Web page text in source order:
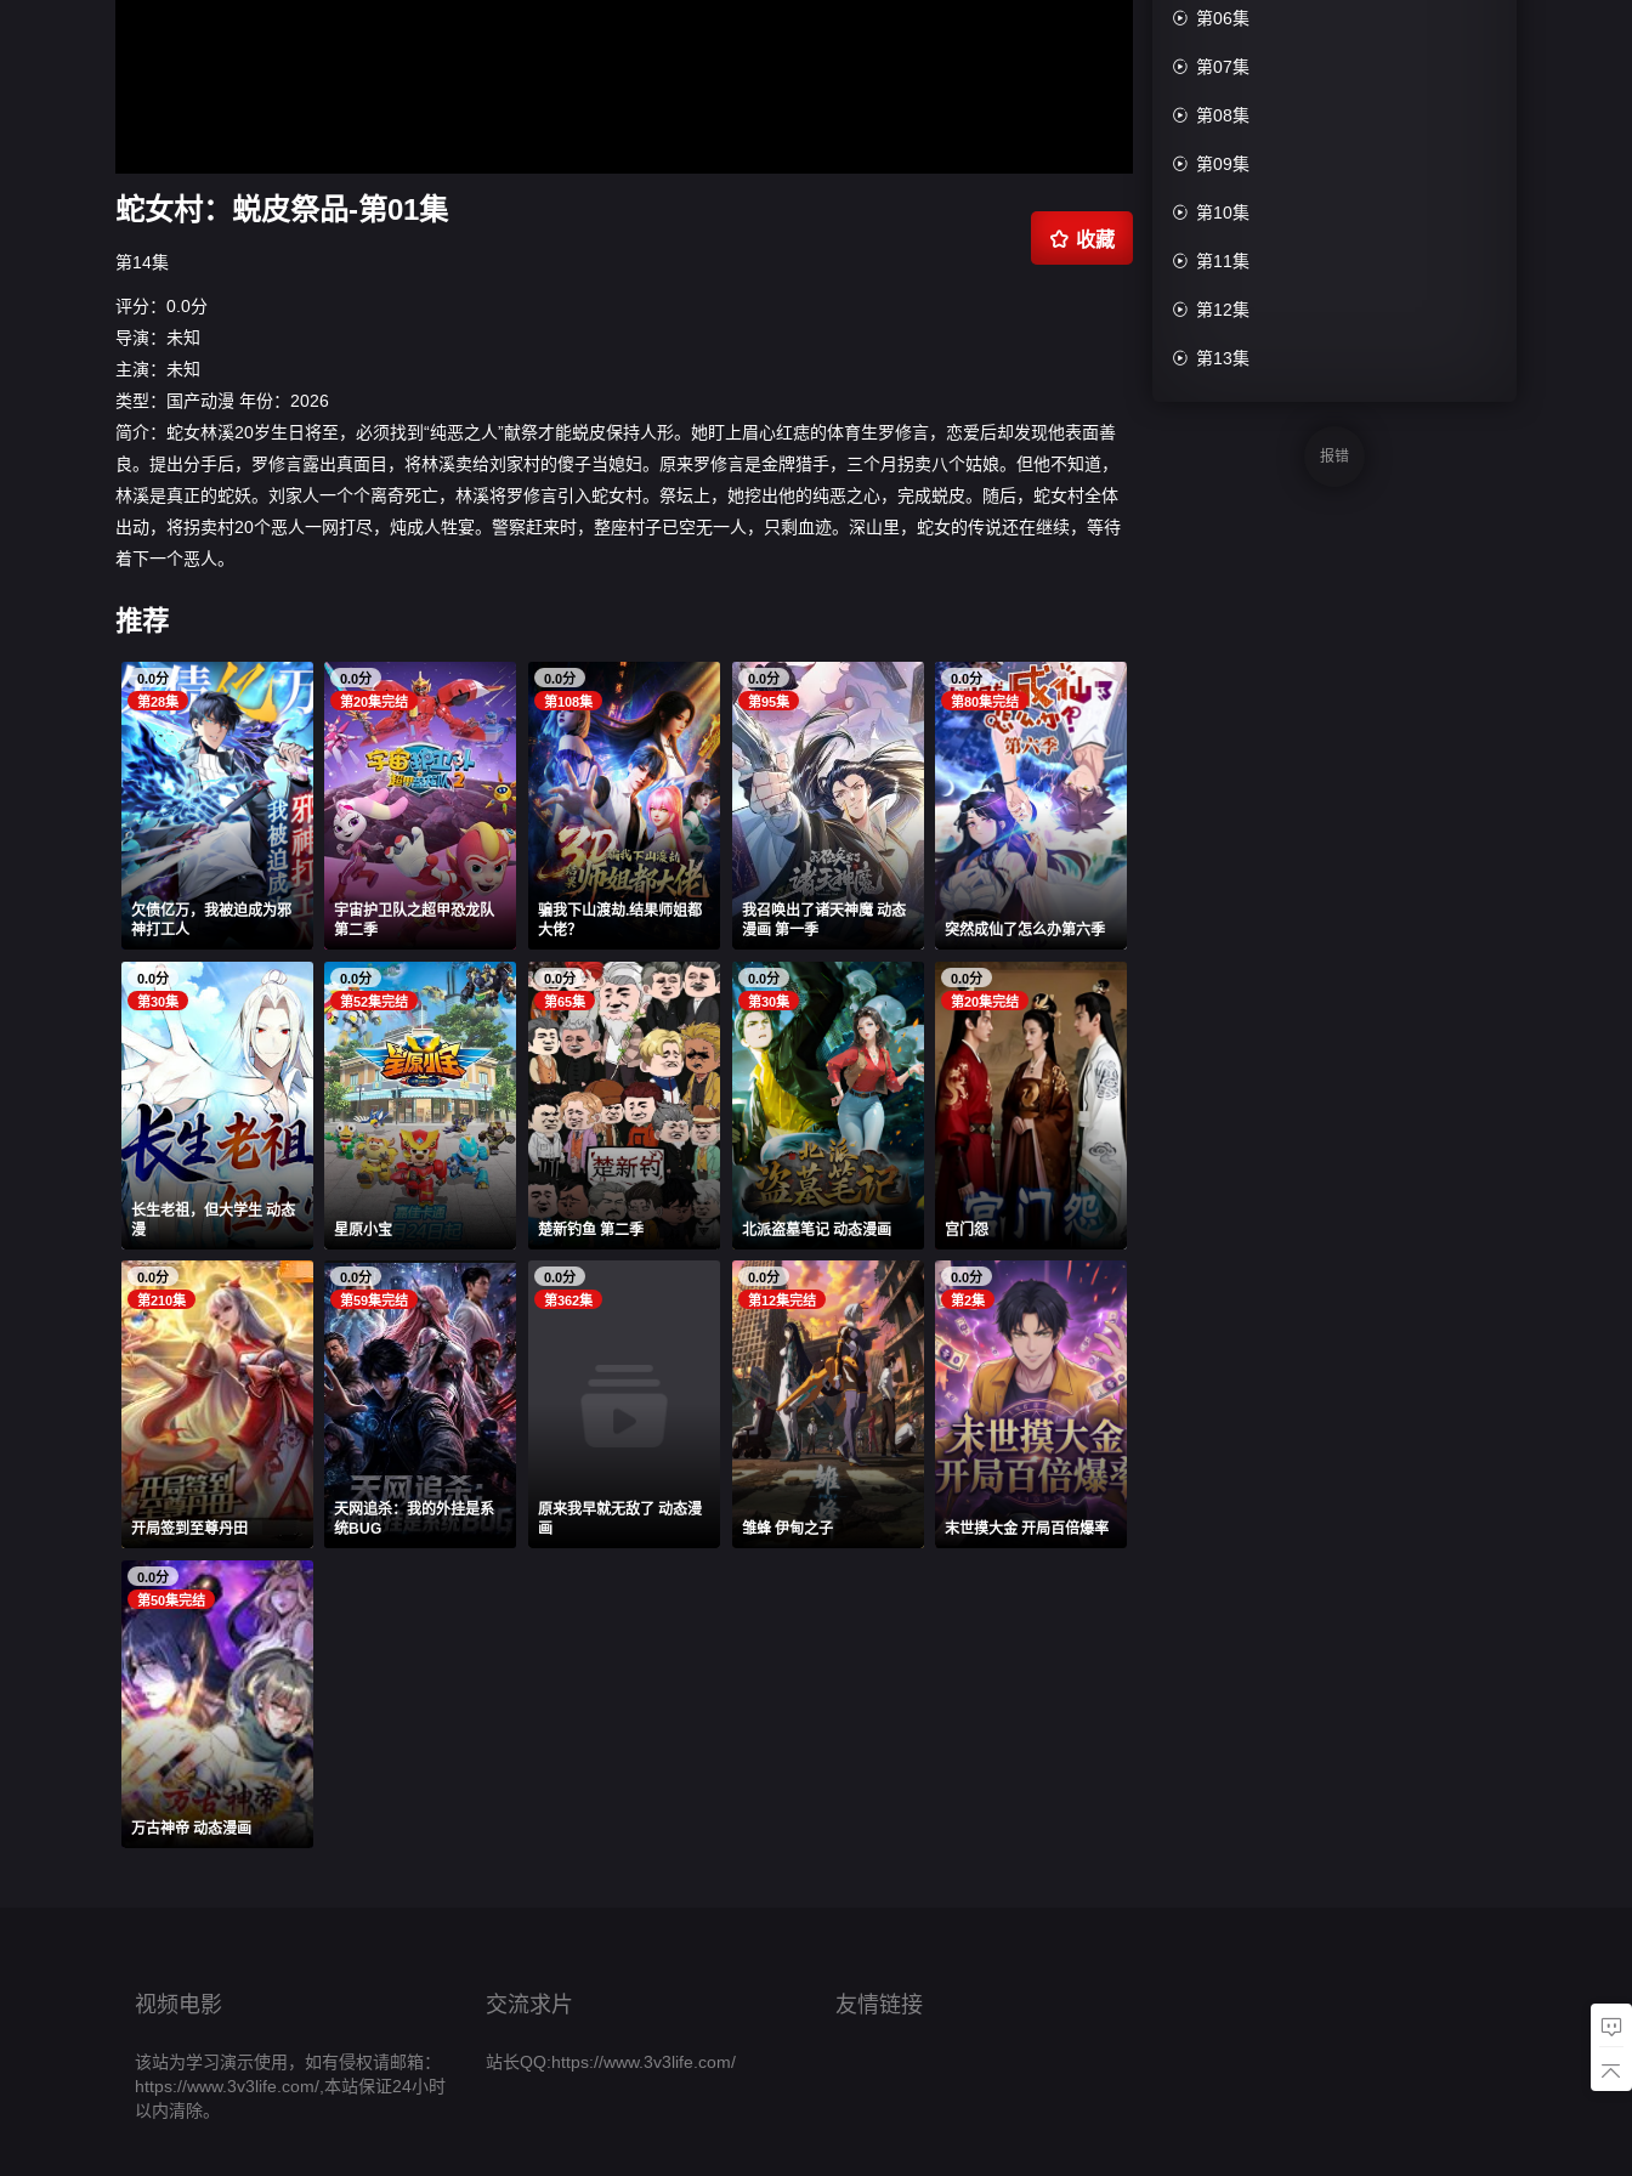
蛇女村：蜕皮祭品-第01集
第14集
 收藏
评分：0.0分
导演：未知
主演：未知
类型：
国产动漫 年份： 2026
简介：蛇女林溪20岁生日将至，必须找到“纯恶之人”献祭才能蜕皮保持人形。她盯上眉心红痣的体育生罗修言，恋爱后却发现他表面善
良。提出分手后，罗修言露出真面目，将林溪卖给刘家村的傻子当媳妇。原来罗修言是金牌猎手，三个月拐卖八个姑娘。但他不知道，
林溪是真正的蛇妖。刘家人一个个离奇死亡，林溪将罗修言引入蛇女村。祭坛上，她挖出他的纯恶之心，完成蜕皮。随后，蛇女村全体
出动，将拐卖村20个恶人一网打尽，炖成人牲宴。警察赶来时，整座村子已空无一人，只剩血迹。深山里，蛇女的传说还在继续，等待
着下一个恶人。
推荐
0.0分
第28集
欠债亿万，我被迫成为邪
神打工人
0.0分
第20集完结
宇宙护卫队之超甲恐龙队
第二季
0.0分
第108集
骗我下山渡劫.结果师姐都
大佬？
0.0分
第95集
我召唤出了诸天神魔 动态
漫画 第一季
0.0分
第80集完结
突然成仙了怎么办第六季
0.0分
第30集
​长生老祖，但大学生 动态
漫​
0.0分
第52集完结
星原小宝
0.0分
第65集
楚新钓鱼 第二季
0.0分
第30集
北派盗墓笔记 动态漫画
0.0分
第20集完结
宫门怨
0.0分
第210集
开局签到至尊丹田
0.0分
第59集完结
天网追杀：我的外挂是系
统BUG
0.0分
第362集
原来我早就无敌了 动态漫
画
0.0分
第12集完结
雏蜂 伊甸之子
0.0分
第2集
末世摸大金 开局百倍爆率
0.0分
第50集完结
万古神帝 动态漫画
 第06集
 第07集
 第08集
 第09集
 第10集
 第11集
 第12集
 第13集
报错
视频电影
该站为学习演示使用，如有侵权请邮箱：
https://www.3v3life.com/,本站保证24小时
以内清除。
交流求片
站长QQ:https://www.3v3life.com/
友情链接